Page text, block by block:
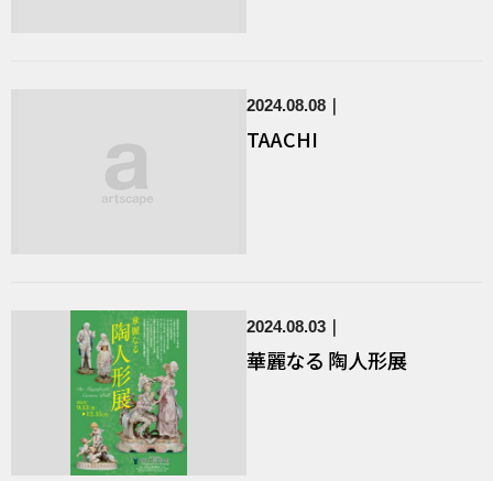
2024.08.08
TAACHI
2024.08.03
華麗なる 陶人形展